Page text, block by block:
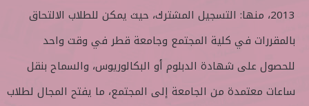
2013، منها: التسجيل المشترك، حيث يمكن للطلاب الالتحاق
بالمقررات في كلية المجتمع وجامعة قطر في وقت واحد
للحصول على شهادة الدبلوم أو البكالوريوس، والسماح بنقل
ساعات معتمدة من الجامعة إلى المجتمع، ما يفتح المجال لطلاب